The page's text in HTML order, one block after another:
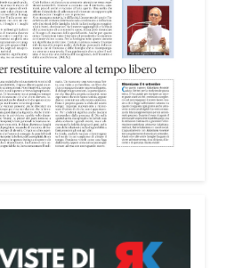
del Mediterraneo
l’arcivescovo monsignor
il ruolo dei giovani
tra culture e popoli, con
percorso “Cagliari Città
progetto che
la collaborazione tra le
dei Giovani del
«Il campo è molto più di
è un’opportunità per